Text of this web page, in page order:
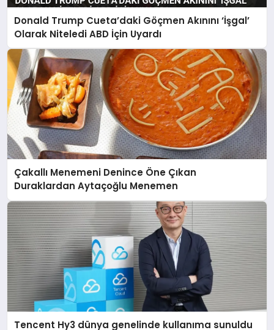
Donald Trump Cueta’daki Göçmen Akınını ‘İşgal’
Olarak Niteledi ABD İçin Uyardı
Çakallı Menemeni Denince Öne Çıkan
Duraklardan Aytaçoğlu Menemen
Tencent Hy3 dünya genelinde kullanıma sunuldu